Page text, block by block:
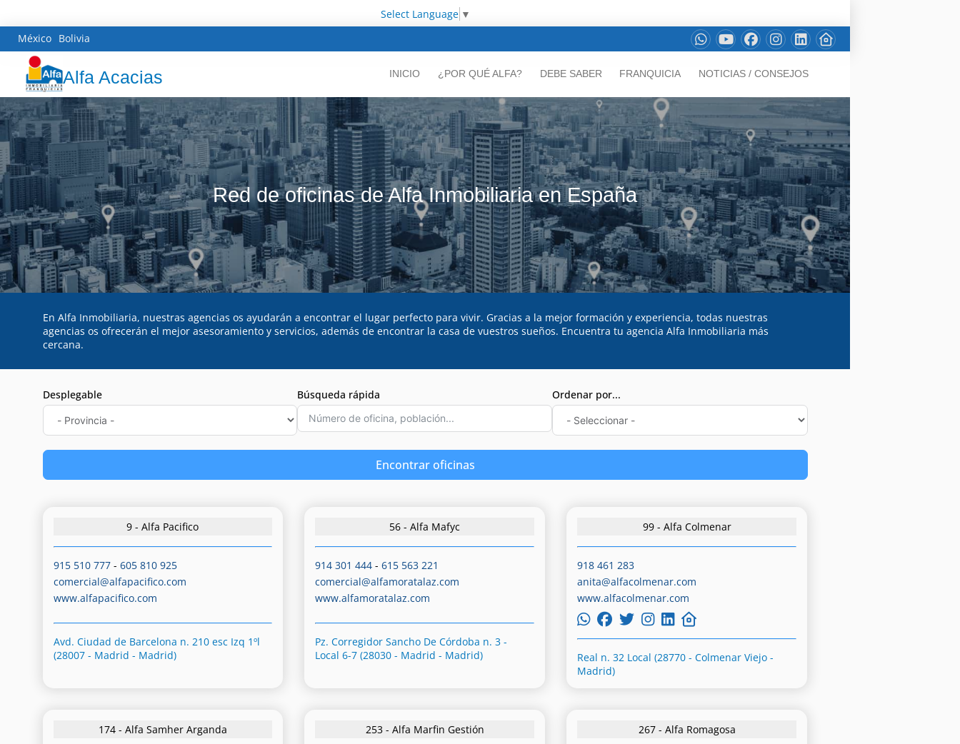
Select Language ▼
México Bolivia
Alfa Acacias INICIO ¿POR QUÉ ALFA? DEBE SABER FRANQUICIA NOTICIAS / CONSEJOS
Red de oficinas de Alfa Inmobiliaria en España
En Alfa Inmobiliaria, nuestras agencias os ayudarán a encontrar el lugar perfecto para vivir. Gracias a la mejor formación y experiencia, todas nuestras
agencias os ofrecerán el mejor asesoramiento y servicios, además de encontrar la casa de vuestros sueños. Encuentra tu agencia Alfa Inmobiliaria más
cercana.
Desplegable Búsqueda rápida Ordenar por...
Encontrar oficinas
9 - Alfa Pacifico
915 510 777- 605 810 925
comercial@alfapacifico.com
www.alfapacifico.com
Avd. Ciudad de Barcelona n. 210 esc Izq 1ºl
(28007 - Madrid - Madrid)
56 - Alfa Mafyc
914 301 444 -615 563 221
comercial@alfamoratalaz.com
www.alfamoratalaz.com
Pz. Corregidor Sancho De Córdoba n. 3 -
Local 6-7 (28030 - Madrid - Madrid)
99 - Alfa Colmenar
918 461 283
anita@alfacolmenar.com
www.alfacolmenar.com
Real n. 32 Local (28770 - Colmenar Viejo -
Madrid)
174 - Alfa Samher Arganda 253 - Alfa Marfin Gestión 267 - Alfa Romagosa